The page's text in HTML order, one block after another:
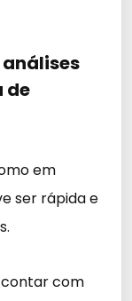
de
em
ser rápida e
com